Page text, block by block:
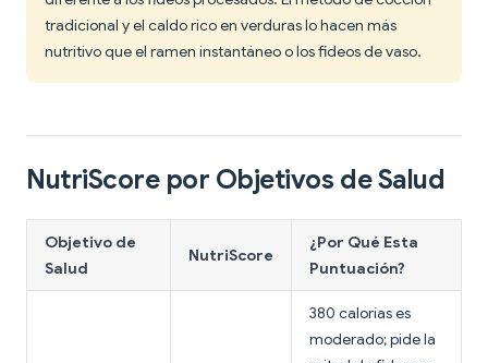
tradicional y el caldo rico en verduras lo hacen más
nutritivo que el ramen instantáneo o los fideos de vaso.
NutriScore por Objetivos de Salud
Objetivo de
Salud
NutriScore
¿Por Qué Esta
Puntuación?
380 calorías es
moderado; pide la